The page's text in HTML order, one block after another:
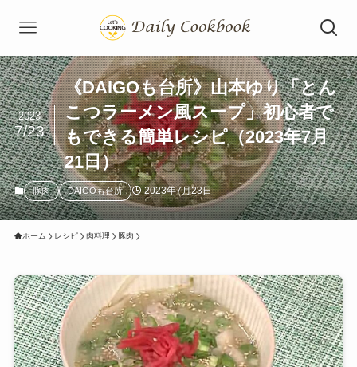
《DAIGOも台所》山本ゆり「とん
こつラーメン風スープ」初心者で
もできる簡単レシピ（2023年7月
21日）
2023
7/23
豚肉 DAIGOも台所 2023年7月23日
ホーム レシピ 肉料理 豚肉